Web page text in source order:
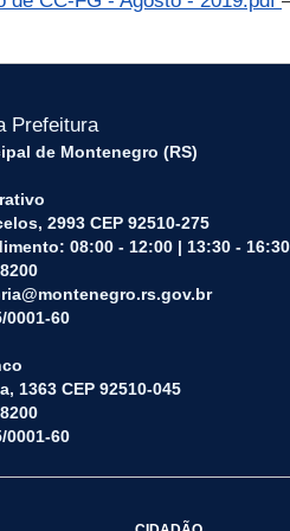
Prefeitura
de Montenegro (RS)
2993 CEP 92510-275
08:00 - 12:00 | 13:30 - 16:30
0001-60
1363 CEP 92510-045
0001-60